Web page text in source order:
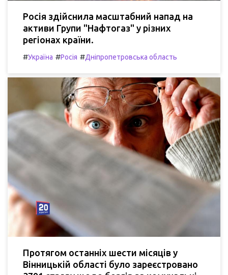
Росія здійснила масштабний напад на
активи Групи "Нафтогаз" у різних
регіонах країни.
#Україна #Росія #Дніпропетровська область
Протягом останніх шести місяців у
Вінницькій області було зареєстровано